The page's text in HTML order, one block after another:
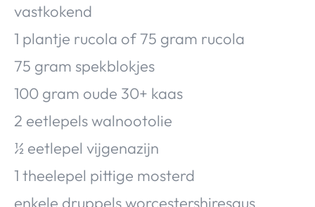
vastkokend
1 plantje rucola of 75 gram rucola
75 gram spekblokjes
100 gram oude 30+ kaas
2 eetlepels walnootolie
½ eetlepel vijgenazijn
1 theelepel pittige mosterd
enkele druppels worcestershiresaus